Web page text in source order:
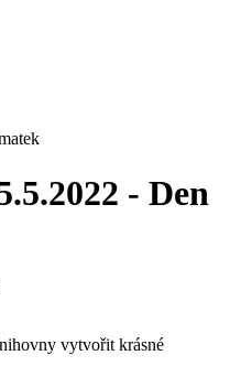
- Den
vytvořit krásné